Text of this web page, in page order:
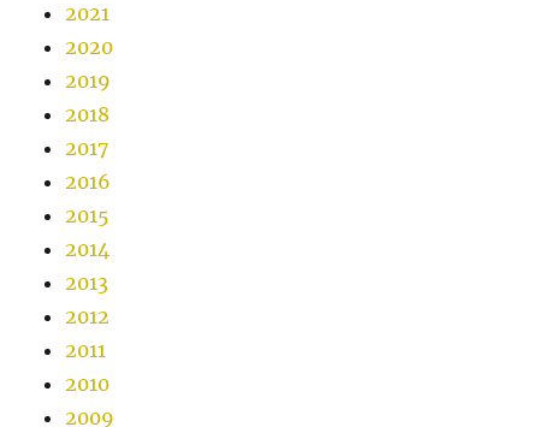
2021
2020
2019
2018
2017
2016
2015
2014
2013
2012
2011
2010
2009